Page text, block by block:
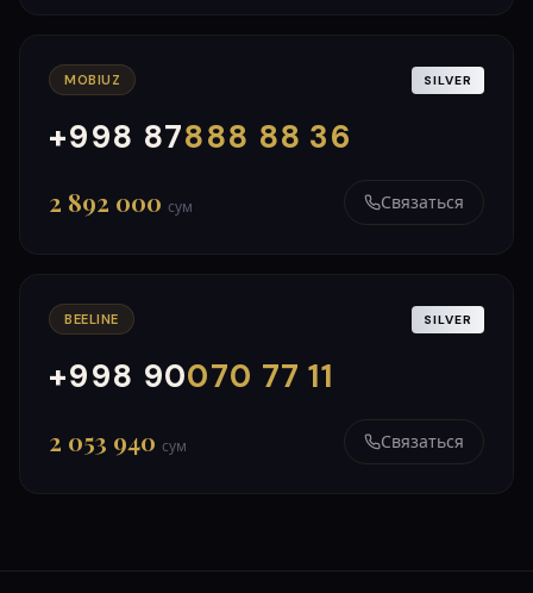
MOBIUZ SILVER
+998 87888 88 36
000
999
2 892 000 сум Связаться
BEELINE SILVER
+998 90070 77 11
000
999
2 053 940 сум Связаться